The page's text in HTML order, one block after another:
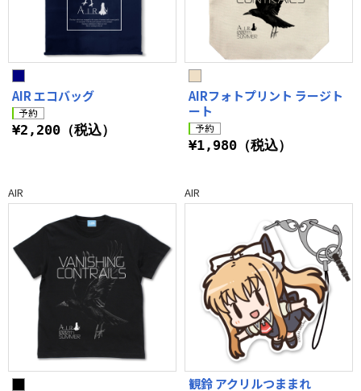
AIR エコバッグ
¥2,200（税込）
AIRフォトプリント ラージト
ート
¥1,980（税込）
AIR AIR
観鈴 アクリルつままれ